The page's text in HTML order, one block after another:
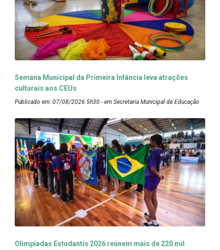
Semana Municipal da Primeira Infância leva atrações
culturais aos CEUs
Publicado em: 07/08/2026 5h30 - em Secretaria Municipal de Educação
Olimpíadas Estudantis 2026 reúnem mais de 220 mil